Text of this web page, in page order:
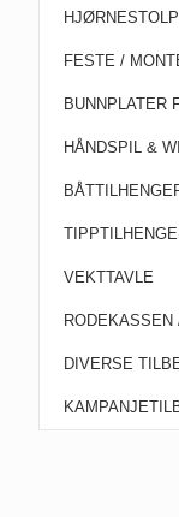
FESTE /
BUNNPLATER
HÅNDSPIL &
VEKTTAVLE
DIVERSE